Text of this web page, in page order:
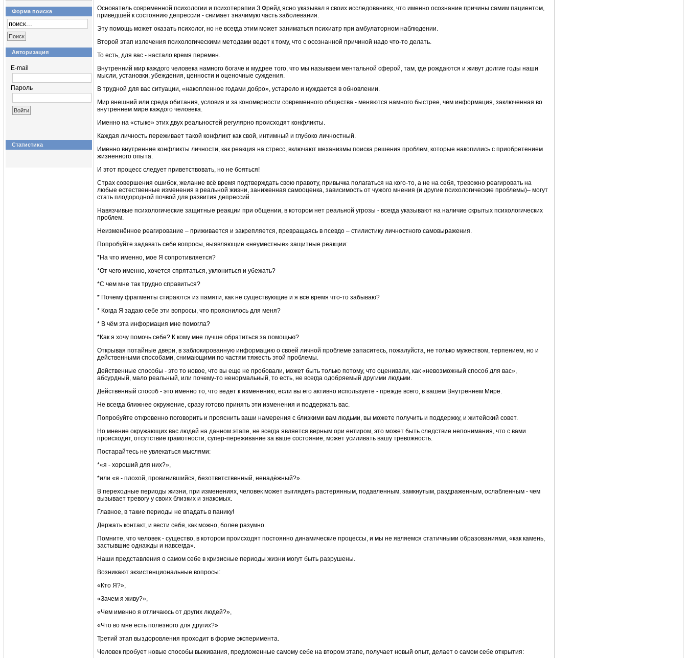
Форма поиска
Авторизация
E-mail
Пароль
Статистика
Основатель современной психологии и психотерапии З.Фрейд ясно указывал в своих исследованиях, что именно осознание причины самим пациентом,
приведшей к состоянию депрессии - снимает значимую часть заболевания.
Эту помощь может оказать психолог, но не всегда этим может заниматься психиатр при амбулаторном наблюдении.
Второй этап излечения психологическими методами ведет к тому, что с осознанной причиной надо что-то делать.
То есть, для вас - настало время перемен.
Внутренний мир каждого человека намного богаче и мудрее того, что мы называем ментальной сферой, там, где рождаются и живут долгие годы наши
мысли, установки, убеждения, ценности и оценочные суждения.
В трудной для вас ситуации, «накопленное годами добро», устарело и нуждается в обновлении.
Мир внешний или среда обитания, условия и за кономерности современного общества - меняются намного быстрее, чем информация, заключенная во
внутреннем мире каждого человека.
Именно на «стыке» этих двух реальностей регулярно происходят конфликты.
Каждая личность переживает такой конфликт как свой, интимный и глубоко личностный.
Именно внутренние конфликты личности, как реакция на стресс, включают механизмы поиска решения проблем, которые накопились с приобретением
жизненного опыта.
И этот процесс следует приветствовать, но не бояться!
Страх совершения ошибок, желание всё время подтверждать свою правоту, привычка полагаться на кого-то, а не на себя, тревожно реагировать на
любые естественные изменения в реальной жизни, заниженная самооценка, зависимость от чужого мнения (и другие психологические проблемы)– могут
стать плодородной почвой для развития депрессий.
Навязчивые психологические защитные реакции при общении, в котором нет реальной угрозы - всегда указывают на наличие скрытых психологических
проблем.
Неизменённое реагирование – приживается и закрепляется, превращаясь в псевдо – стилистику личностного самовыражения.
Попробуйте задавать себе вопросы, выявляющие «неуместные» защитные реакции:
*На что именно, мое Я сопротивляется?
*От чего именно, хочется спрятаться, уклониться и убежать?
*С чем мне так трудно справиться?
* Почему фрагменты стираются из памяти, как не существующие и я всё время что-то забываю?
* Когда Я задаю себе эти вопросы, что прояснилось для меня?
* В чём эта информация мне помогла?
*Как я хочу помочь себе? К кому мне лучше обратиться за помощью?
Открывая потайные двери, в заблокированную информацию о своей личной проблеме запаситесь, пожалуйста, не только мужеством, терпением, но и
действенными способами, снимающими по частям тяжесть этой проблемы.
Действенные способы - это то новое, что вы еще не пробовали, может быть только потому, что оценивали, как «невозможный способ для вас»,
абсурдный, мало реальный, или почему-то ненормальный, то есть, не всегда одобряемый другими людьми.
Действенный способ - это именно то, что ведет к изменению, если вы его активно используете - прежде всего, в вашем Внутреннем Мире.
Не всегда ближнее окружение, сразу готово принять эти изменения и поддержать вас.
Попробуйте откровенно поговорить и прояснить ваши намерения с близкими вам людьми, вы можете получить и поддержку, и житейский совет.
Но мнение окружающих вас людей на данном этапе, не всегда является верным ори ентиром, это может быть следствие непонимания, что с вами
происходит, отсутствие грамотности, супер-переживание за ваше состояние, может усиливать вашу тревожность.
Постарайтесь не увлекаться мыслями:
*«я - хороший для них?»,
*или «я - плохой, провинившийся, безответственный, ненадёжный?».
В переходные периоды жизни, при изменениях, человек может выглядеть растерянным, подавленным, замкнутым, раздраженным, ослабленным - чем
вызывает тревогу у своих близких и знакомых.
Главное, в такие периоды не впадать в панику!
Держать контакт, и вести себя, как можно, более разумно.
Помните, что человек - существо, в котором происходят постоянно динамические процессы, и мы не являемся статичными образованиями, «как камень,
застывшие однажды и навсегда».
Наши представления о самом себе в кризисные периоды жизни могут быть разрушены.
Возникают экзистенциональные вопросы:
«Кто Я?»,
«Зачем я живу?»,
«Чем именно я отличаюсь от других людей?»,
«Что во мне есть полезного для других?»
Третий этап выздоровления проходит в форме эксперимента.
Человек пробует новые способы выживания, предложенные самому себе на втором этапе, получает новый опыт, делает о самом себе открытия: